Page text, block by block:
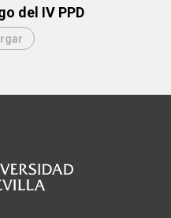
del IV PPD